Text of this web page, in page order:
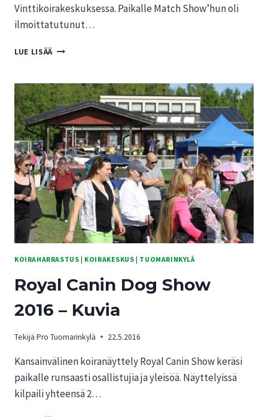
Vinttikoirakeskuksessa. Paikalle Match Show’hun oli
ilmoittatutunut…
LUE LISÄÄ MATCH
2.5.2016
–
KUVIA
KOIRAHARRASTUS | KOIRAKESKUS | TUOMARINKYLÄ
Royal Canin Dog Show
2016 – Kuvia
Tekijä Pro Tuomarinkylä 22.5.2016
Kansainvälinen koiranäyttely Royal Canin Show keräsi
paikalle runsaasti osallistujia ja yleisöä. Näyttelyissä
kilpaili yhteensä 2…